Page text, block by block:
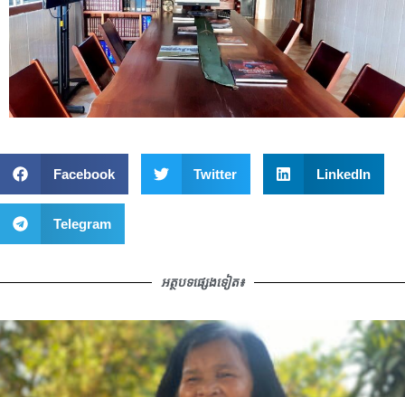
Facebook Twitter LinkedIn
Telegram
អត្ថបទផ្សេងទៀត៖